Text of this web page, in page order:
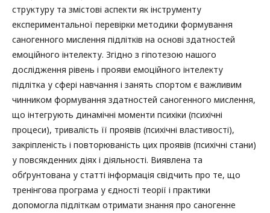
структуру та змістові аспекти як інструменту
експериментальної перевірки методики формування
саногенного мислення підлітків на основі здатностей
емоційного інтелекту. Згідно з гіпотезою нашого
дослідження рівень і прояви емоційного інтелекту
підлітка у сфері навчання і занять спортом є важливим
чинником формування здатностей саногенного мислення,
що інтегрують динамічні моменти психіки (психічні
процеси), тривалість її проявів (психічні властивості),
закріпленість і повторюваність цих проявів (психічні стани)
у повсякденних діях і діяльності. Виявлена та
обґрунтована у статті інформація свідчить про те, що
тренінгова програма у єдності теорії і практики
допомогла підліткам отримати знання про саногенне